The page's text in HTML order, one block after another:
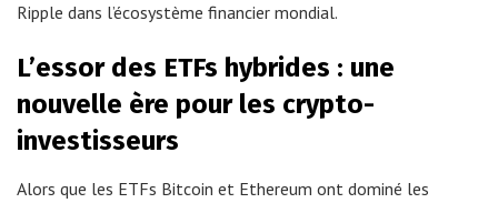
Ripple dans l’écosystème financier mondial.
L’essor des ETFs hybrides : une
nouvelle ère pour les crypto-
investisseurs
Alors que les ETFs Bitcoin et Ethereum ont dominé les